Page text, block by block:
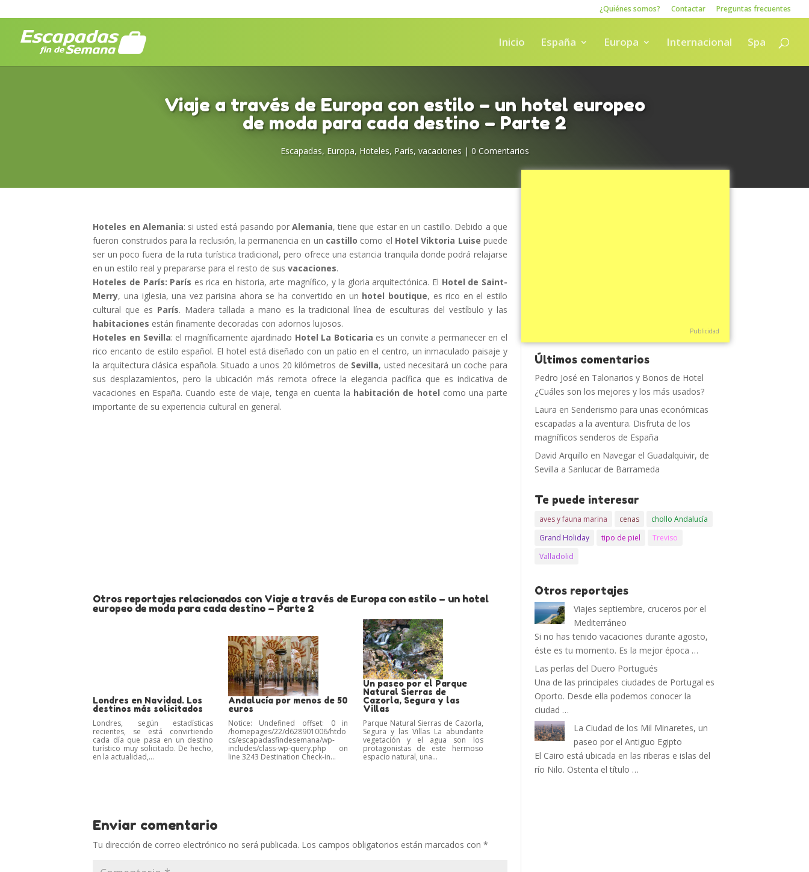
¿Quiénes somos? Contactar Preguntas frecuentes
Inicio España Europa Internacional Spa
Viaje a través de Europa con estilo – un hotel europeo
de moda para cada destino – Parte 2
Escapadas, Europa, Hoteles, París, vacaciones | 0 Comentarios
Hoteles en Alemania: si usted está pasando porAlemania, tiene que estar en un castillo. Debido a que
fueron construidos para la reclusión, la permanencia en un castillo como el Hotel Viktoria Luise puede
ser un poco fuera de la ruta turística tradicional, pero ofrece una estancia tranquila donde podrá relajarse
en un estilo real y prepararse para el resto de susvacaciones.
Hoteles de París: París es rica en historia, arte magnífico, y la gloria arquitectónica. El Hotel de Saint-
Merry, una iglesia, una vez parisina ahora se ha convertido en un hotel boutique, es rico en el estilo
cultural que es París. Madera tallada a mano es la tradicional línea de esculturas del vestíbulo y las
habitaciones están finamente decoradas con adornos lujosos.
Hoteles en Sevilla: el magníficamente ajardinado Hotel La Boticaria es un convite a permanecer en el
rico encanto de estilo español. El hotel está diseñado con un patio en el centro, un inmaculado paisaje y
la arquitectura clásica española. Situado a unos 20 kilómetros de Sevilla, usted necesitará un coche para
sus desplazamientos, pero la ubicación más remota ofrece la elegancia pacífica que es indicativa de
vacaciones en España. Cuando este de viaje, tenga en cuenta la habitación de hotel como una parte
importante de su experiencia cultural en general.
Otros reportajes relacionados con Viaje a través de Europa con estilo – un hotel
europeo de moda para cada destino – Parte 2
Londres en Navidad. Los
destinos más solicitados
Londres, según estadísticas
recientes, se está convirtiendo
cada día que pasa en un destino
turístico muy solicitado. De hecho,
en la actualidad,...
Andalucía por menos de 50
euros
Notice: Undefined offset: 0 in
/homepages/22/d628901006/htdo
cs/escapadasfindesemana/wp-
includes/class-wp-query.php on
line 3243 Destination Check-in...
Un paseo por el Parque
Natural Sierras de
Cazorla, Segura y las
Villas
Parque Natural Sierras de Cazorla,
Segura y las Villas La abundante
vegetación y el agua son los
protagonistas de este hermoso
espacio natural, una...
Enviar comentario
Tu dirección de correo electrónico no será publicada. Los campos obligatorios están marcados con*
Publicidad
Últimos comentarios
Pedro José en Talonarios y Bonos de Hotel
¿Cuáles son los mejores y los más usados?
Laura en Senderismo para unas económicas
escapadas a la aventura. Disfruta de los
magníficos senderos de España
David Arquillo en Navegar el Guadalquivir, de
Sevilla a Sanlucar de Barrameda
Te puede interesar
aves y fauna marina cenas
chollo Andalucía
Grand Holiday
tipo de piel
Treviso
Valladolid
Otros reportajes
Viajes septiembre, cruceros por el
Mediterráneo
Si no has tenido vacaciones durante agosto,
éste es tu momento. Es la mejor época …
Las perlas del Duero Portugués
Una de las principales ciudades de Portugal es
Oporto. Desde ella podemos conocer la
ciudad …
La Ciudad de los Mil Minaretes, un
paseo por el Antiguo Egipto
El Cairo está ubicada en las riberas e islas del
río Nilo. Ostenta el título …